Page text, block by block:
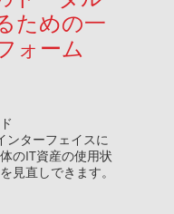
ための一
ォーム
ンターフェイスに
のIT資産の使用状
見直しできます。